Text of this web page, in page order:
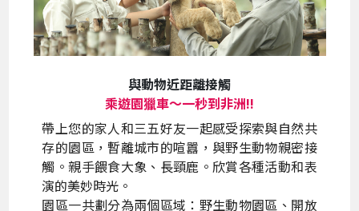
與動物近距離接觸
乘遊園獵車～一秒到非洲!!
帶上您的家人和三五好友一起感受探索與自然共
存的園區，暫離城市的喧囂，與野生動物親密接
觸。親手餵食大象、長頸鹿。欣賞各種活動和表
演的美妙時光。
園區一共劃分為兩個區域：野生動物園區、開放